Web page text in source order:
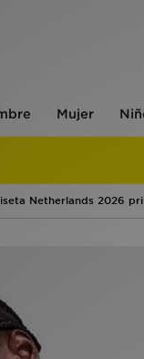
Mujer
Netherlands 2026